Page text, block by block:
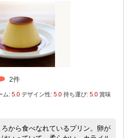
2件
ム: 5.0 デザイン性: 5.0 持ち運び: 5.0 賞味
から食べなれているプリン。卵が